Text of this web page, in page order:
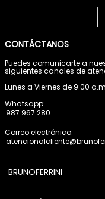
CONTÁCTANOS
Puedes comunicarte a
siguientes canales de
Lunes a Viernes de 9:00
Whatsapp:
987 967 280
Correo electrónico:
BRUNOFERRINI